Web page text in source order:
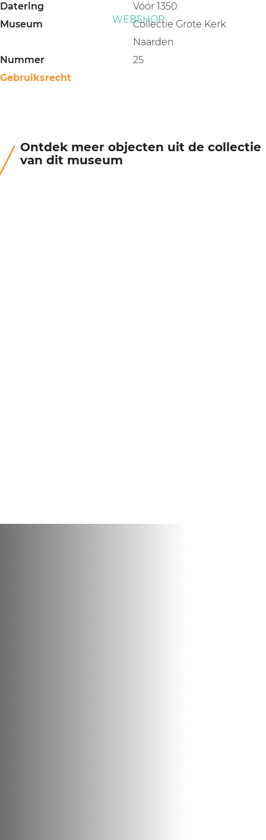
WEBSHOP
Datering
Vóór 1350
Museum
Collectie Grote Kerk
Naarden
Nummer
25
Gebruiksrecht
Ontdek meer objecten uit de collectie
van dit museum